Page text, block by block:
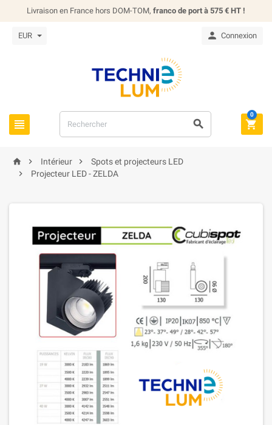
Livraison en France hors DOM-TOM, franco de port à 575 € HT !
EUR  Connexion
  
0
  Intérieur 
Spots et projecteurs LED

Projecteur LED - ZELDA